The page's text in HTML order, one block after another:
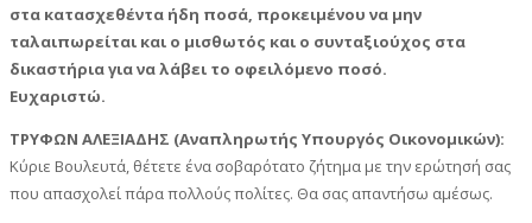
στα κατασχεθέντα ήδη ποσά, προκειμένου να μην
ταλαιπωρείται και ο μισθωτός και ο συνταξιούχος στα
δικαστήρια για να λάβει το οφειλόμενο ποσό.
Ευχαριστώ.
ΤΡΥΦΩΝ ΑΛΕΞΙΑΔΗΣ (Αναπληρωτής Υπουργός Οικονομικών):
Κύριε Βουλευτά, θέτετε ένα σοβαρότατο ζήτημα με την ερώτησή σας
που απασχολεί πάρα πολλούς πολίτες. Θα σας απαντήσω αμέσως.